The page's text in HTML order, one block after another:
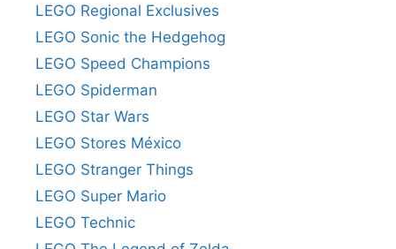
LEGO Regional Exclusives
LEGO Sonic the Hedgehog
LEGO Speed Champions
LEGO Spiderman
LEGO Star Wars
LEGO Stores México
LEGO Stranger Things
LEGO Super Mario
LEGO Technic